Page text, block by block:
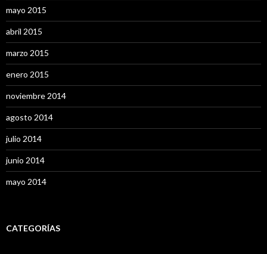
mayo 2015
abril 2015
marzo 2015
enero 2015
noviembre 2014
agosto 2014
julio 2014
junio 2014
mayo 2014
CATEGORÍAS